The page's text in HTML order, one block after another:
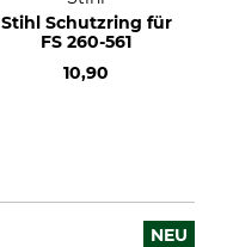
Stihl Schutzring für
FS 260-561
10,90
NEU